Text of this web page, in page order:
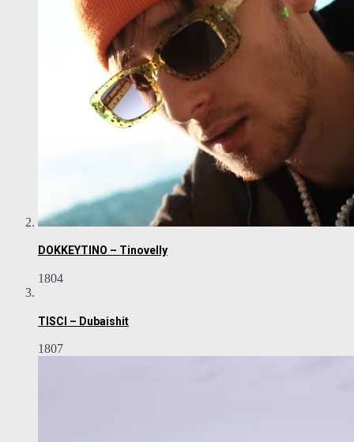
DOKKEYTINO – Tinovelly
1804
TISCI – Dubaishit
1807